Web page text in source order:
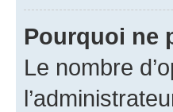
Pourquoi ne
Le nombre